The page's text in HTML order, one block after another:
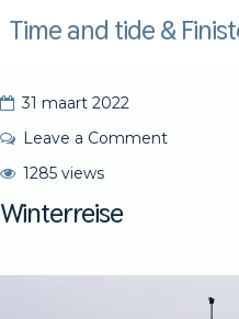
toTime and tide &
31 maart 2022
S
e
e
Leave a Commenton
1285 views
Winterreise